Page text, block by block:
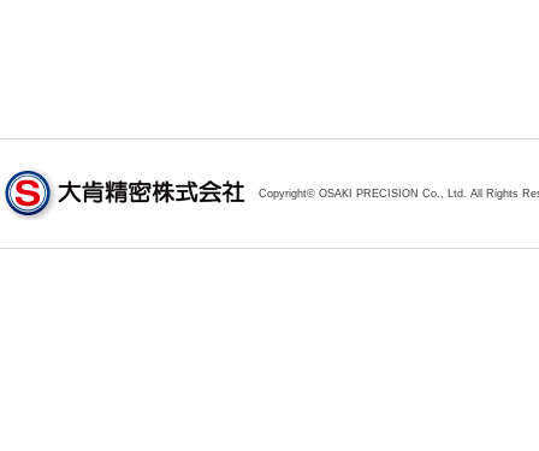
Copyright© OSAKI PRECISION Co., Ltd. All Rights